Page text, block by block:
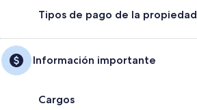
Tipos de pago de la propiedad
Información importante
Cargos